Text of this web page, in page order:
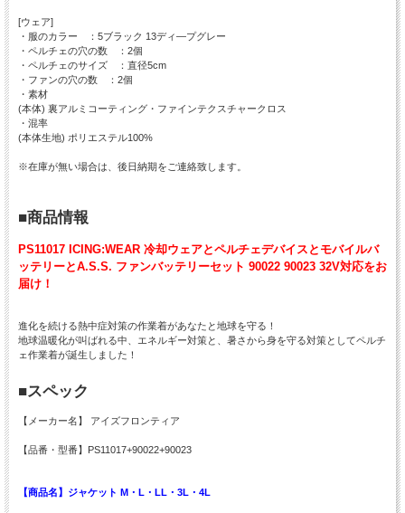
[ウェア]
・服のカラー ：5ブラック 13ディ―プグレー
・ペルチェの穴の数 ：2個
・ペルチェのサイズ ：直径5cm
・ファンの穴の数 ：2個
・素材
(本体) 裏アルミコーティング・ファインテクスチャークロス
・混率
(本体生地) ポリエステル100%
※在庫が無い場合は、後日納期をご連絡致します。
■商品情報
PS11017 ICING:WEAR 冷却ウェアとペルチェデバイスとモバイルバ
ッテリーとA.S.S. ファンバッテリーセット 90022 90023 32V対応をお
届け！
進化を続ける熱中症対策の作業着があなたと地球を守る！
地球温暖化が叫ばれる中、エネルギー対策と、暑さから身を守る対策としてペルチ
ェ作業着が誕生しました！
■スペック
【メーカー名】 アイズフロンティア
【品番・型番】PS11017+90022+90023
【商品名】ジャケット M・L・LL・3L・4L